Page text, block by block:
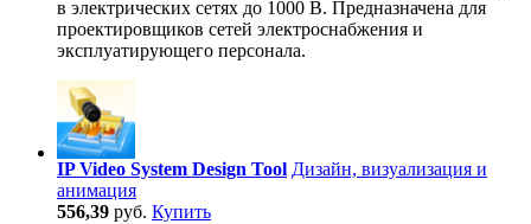
в электрических сетях до 1000 В. Предназначена для
проектировщиков сетей электроснабжения и
эксплуатирующего персонала.
IP Video System Design Tool Дизайн, визуализация и
анимация
556,39 руб. Купить